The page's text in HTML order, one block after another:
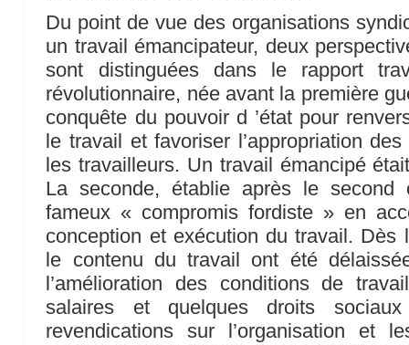
Du point de vue des organisations
un travail émancipateur, deux
sont distinguées dans le rapport
révolutionnaire, née avant la première
conquête du pouvoir d ’état pour
le travail et favoriser l’appropriation
les travailleurs. Un travail émancipé
La seconde, établie après le
fameux « compromis fordiste » en
conception et exécution du travail. Dès
le contenu du travail ont été
l’amélioration des conditions de
salaires et quelques droits
revendications sur l’organisation et